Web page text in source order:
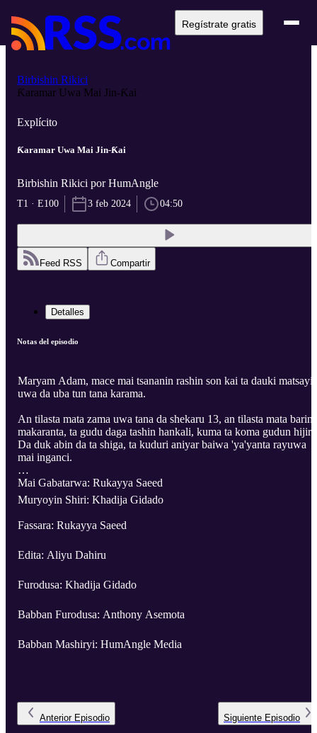
Regístrate gratis
Birbishin Rikici
Ƙaramar Uwa Mai Jin-Ƙai
Explícito
Ƙaramar Uwa Mai Jin-Ƙai
Birbishin Rikici por HumAngle
T1 · E100 3 feb 2024 04:50
Feed RSS Compartir
Detalles
Notas del episodio
Maryam Adam, mace mai tsananin rashin son kai ta dauki
uwa da uba tun tana karama.
An tilasta mata zama uwa tana da shekaru 13, an tilasta mata barin
makaranta, ta gudu daga tashin hankali, kuma ta koma gudun
Da duk abin da ta shiga, ta kuduri aniyar baiwa 'ya'yanta rayuwa
mai inganci.
Mai Gabatarwa: Rukayya Saeed
Muryoyin Shiri: Khadija Gidado
Fassara: Rukayya Saeed
Edita: Aliyu Dahiru
Furodusa: Khadija Gidado
Babban Furodusa: Anthony Asemota
Babban Mashiryi: HumAngle Media
Anterior Episodio Siguiente Episodio